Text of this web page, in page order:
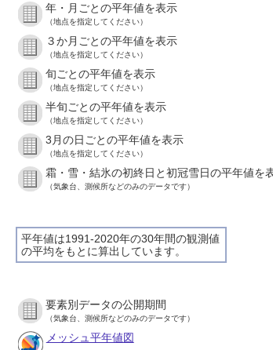
年・月ごとの平年値を表示
（地点を指定してください）
３か月ごとの平年値を表示
（地点を指定してください）
旬ごとの平年値を表示
（地点を指定してください）
半旬ごとの平年値を表示
（地点を指定してください）
3月の日ごとの平年値を表示
（地点を指定してください）
霜・雪・結氷の初終日と初冠雪日の平年値を
（気象台、測候所などのみのデータです）
平年値は1991-2020年の30年間の観測値
の平均をもとに算出しています。
要素別データの公開期間
（気象台、測候所などのみのデータです）
メッシュ平年値図